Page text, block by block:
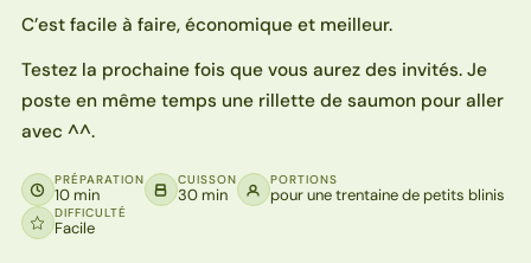
C’est facile à faire, économique et meilleur.
Testez la prochaine fois que vous aurez des invités. Je
poste en même temps une rillette de saumon pour aller
avec ^^.
PRÉPARATION
10 min
CUISSON
30 min
PORTIONS
pour une trentaine de petits blinis
DIFFICULTÉ
Facile